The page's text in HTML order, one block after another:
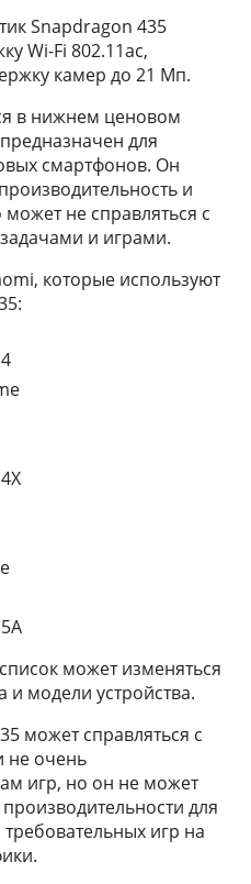
Snapdragon 435
Wi-Fi 802.11ac,
камер до 21 Мп.
в нижнем ценовом
для
смартфонов. Он
и
не справляться с
и играми.
которые используют
может изменяться
и модели устройства.
может справляться с
не очень
игр, но он не может
для
игр на